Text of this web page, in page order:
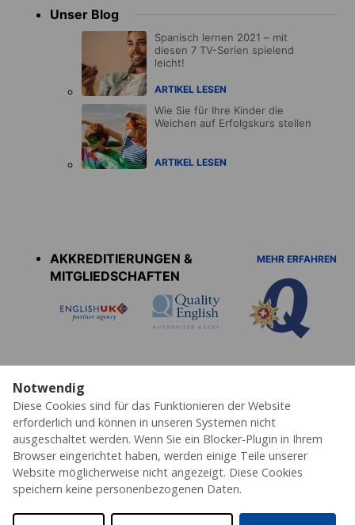
Notwendig
Diese Cookies sind für das Funktionieren der Website
erforderlich und können in unseren Systemen nicht
ausgeschaltet werden. Wenn Sie ein Blocker-Plugin in Ihrem
Browser eingerichtet haben, werden einige Teile unserer
Website möglicherweise nicht angezeigt. Diese Cookies
speichern keine personenbezogenen Daten.
Unser Blog
Spanisch lernen 2021 – mit
diesen 7 TV-Serien spielend
leicht!
ARTIKEL LESEN
Wie Sie für Ihre Kinder die
Weichen auf Erfolgskurs stellen
ARTIKEL LESEN
AKKREDITIERUNGEN &
MITGLIEDSCHAFTEN
MEHR ERFAHREN
Datenschutz Cookies AGB's
Impressum
Erklärung zur Barrierefreiheit
© 2026 ESL – Alle Rechte vorbehalten